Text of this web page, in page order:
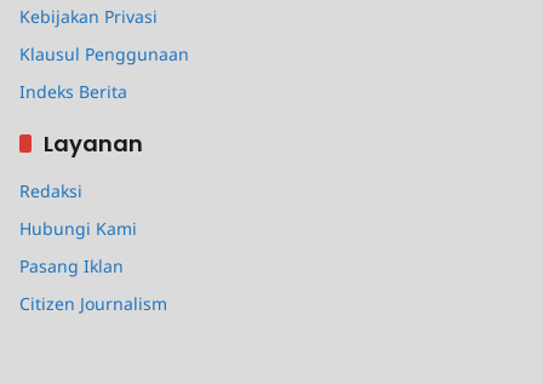
Kebijakan Privasi
Klausul Penggunaan
Indeks Berita
Layanan
Redaksi
Hubungi Kami
Pasang Iklan
Citizen Journalism